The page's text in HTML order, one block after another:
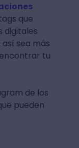
que
digitales
sea más
tu
de los
pueden